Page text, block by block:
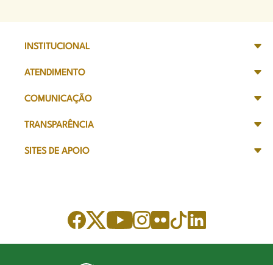
INSTITUCIONAL
ATENDIMENTO
COMUNICAÇÃO
TRANSPARÊNCIA
SITES DE APOIO